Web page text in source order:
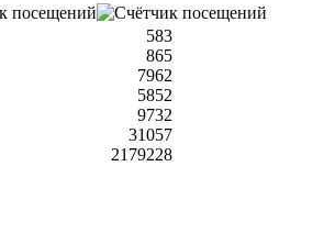
583
865
7962
5852
9732
31057
2179228